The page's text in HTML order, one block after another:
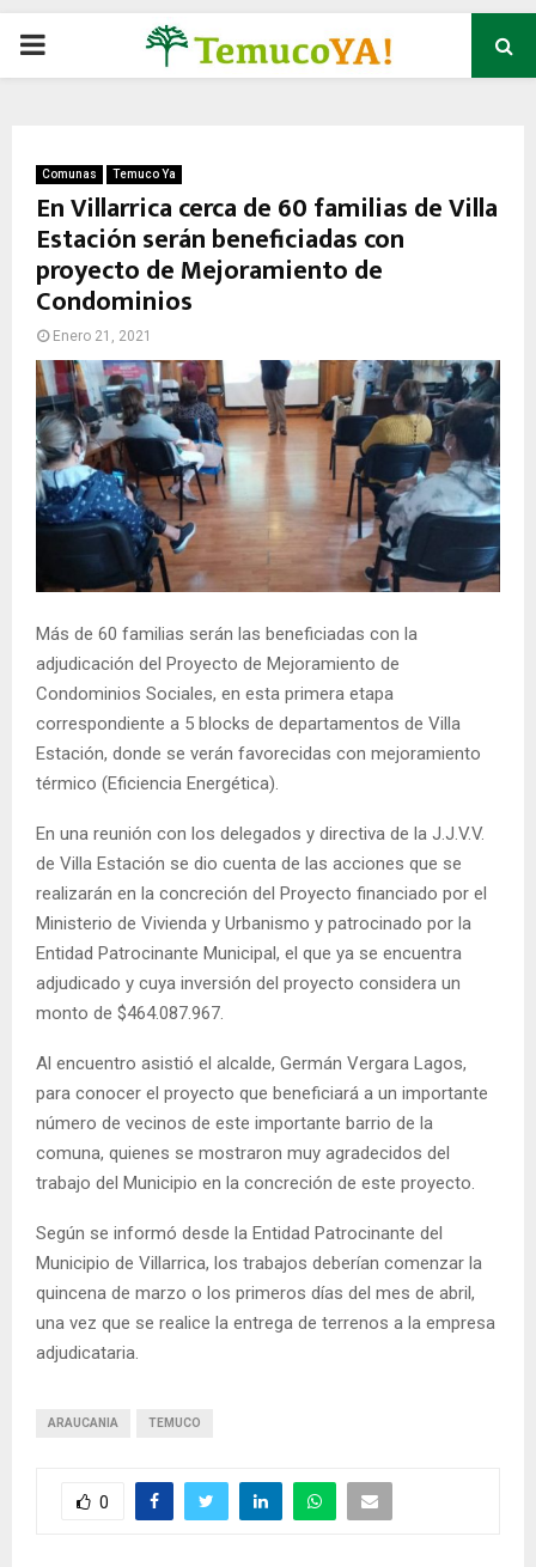
P
M
A
R
Y
M
N
U
Comunas Temuco Ya
En Villarrica cerca de 60 familias de Villa
Estación serán beneficiadas con
proyecto de Mejoramiento de
Condominios
Enero 21, 2021
Más de 60 familias serán las beneficiadas con la
adjudicación del Proyecto de Mejoramiento de
Condominios Sociales, en esta primera etapa
correspondiente a 5 blocks de departamentos de Villa
Estación, donde se verán favorecidas con mejoramiento
térmico (Eficiencia Energética).
En una reunión con los delegados y directiva de la J.J.V.V.
de Villa Estación se dio cuenta de las acciones que se
realizarán en la concreción del Proyecto financiado por el
Ministerio de Vivienda y Urbanismo y patrocinado por la
Entidad Patrocinante Municipal, el que ya se encuentra
adjudicado y cuya inversión del proyecto considera un
monto de $464.087.967.
Al encuentro asistió el alcalde, Germán Vergara Lagos,
para conocer el proyecto que beneficiará a un importante
número de vecinos de este importante barrio de la
comuna, quienes se mostraron muy agradecidos del
trabajo del Municipio en la concreción de este proyecto.
Según se informó desde la Entidad Patrocinante del
Municipio de Villarrica, los trabajos deberían comenzar la
quincena de marzo o los primeros días del mes de abril,
una vez que se realice la entrega de terrenos a la empresa
adjudicataria.
ARAUCANIA TEMUCO
0